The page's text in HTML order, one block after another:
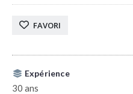
FAVORI
Expérience
30 ans